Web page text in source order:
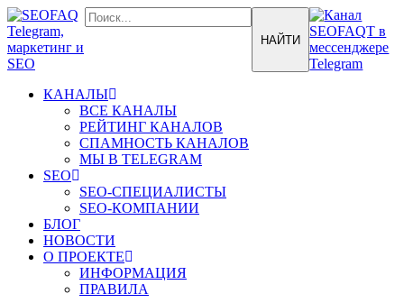
КАНАЛЫ
ВСЕ КАНАЛЫ
РЕЙТИНГ КАНАЛОВ
СПАМНОСТЬ КАНАЛОВ
МЫ В TELEGRAM
SEO
SEO-СПЕЦИАЛИСТЫ
SEO-КОМПАНИИ
БЛОГ
НОВОСТИ
О ПРОЕКТЕ
ИНФОРМАЦИЯ
ПРАВИЛА